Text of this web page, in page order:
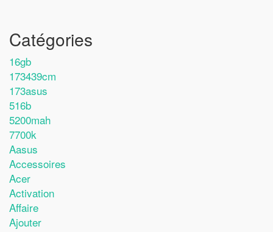
Catégories
16gb
173439cm
173asus
516b
5200mah
7700k
Aasus
Accessoires
Acer
Activation
Affaire
Ajouter